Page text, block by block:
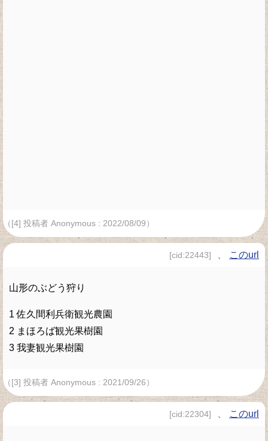
（[4] 投稿者 Anonymous : 2022/08/09）
[cid:22443] このurl
山形のぶどう狩り
1 佐久間利兵衛観光農園
2 まほろば観光果樹園
3 我妻観光果樹園
（[3] 投稿者 Anonymous : 2021/09/26）
[cid:22304] このurl